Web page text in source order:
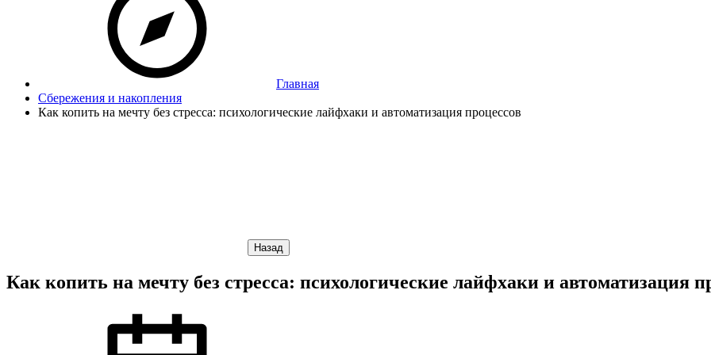
Главная
Сбережения и накопления
Как копить на мечту без стресса: психологические лайфхаки и автоматизация процессов
Назад
Как копить на мечту без стресса: психологические лайфхаки и автоматизация